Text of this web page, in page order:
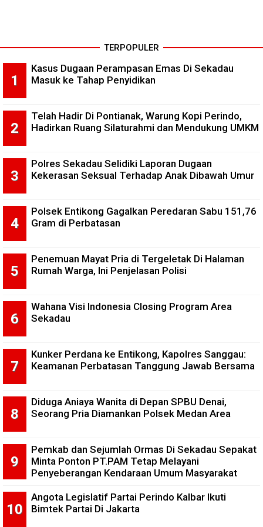
TERPOPULER
Kasus Dugaan Perampasan Emas Di Sekadau
Masuk ke Tahap Penyidikan
Telah Hadir Di Pontianak, Warung Kopi Perindo,
Hadirkan Ruang Silaturahmi dan Mendukung UMKM
Polres Sekadau Selidiki Laporan Dugaan
Kekerasan Seksual Terhadap Anak Dibawah Umur
Polsek Entikong Gagalkan Peredaran Sabu 151,76
Gram di Perbatasan
Penemuan Mayat Pria di Tergeletak Di Halaman
Rumah Warga, Ini Penjelasan Polisi
Wahana Visi Indonesia Closing Program Area
Sekadau
Kunker Perdana ke Entikong, Kapolres Sanggau:
Keamanan Perbatasan Tanggung Jawab Bersama
Diduga Aniaya Wanita di Depan SPBU Denai,
Seorang Pria Diamankan Polsek Medan Area
Pemkab dan Sejumlah Ormas Di Sekadau Sepakat
Minta Ponton PT.PAM Tetap Melayani
Penyeberangan Kendaraan Umum Masyarakat
Angota Legislatif Partai Perindo Kalbar Ikuti
Bimtek Partai Di Jakarta